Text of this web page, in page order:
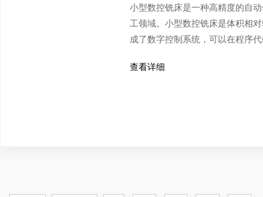
小型数控铣床是一种高精度的自
工领域。小型数控铣床是体积相
成了数字控制系统，可以在程序
查看详细